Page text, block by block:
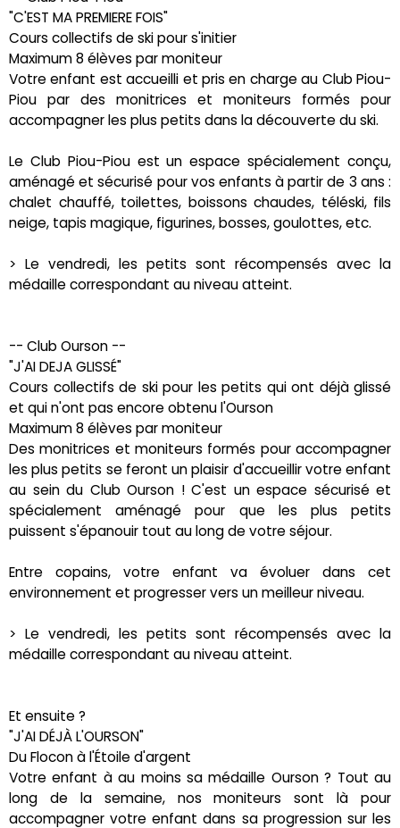
"C'EST MA PREMIERE FOIS"
Cours collectifs de ski pour s'initier
Maximum 8 élèves par moniteur
Votre enfant est accueilli et pris en charge au Club Piou-
Piou par des monitrices et moniteurs formés pour
accompagner les plus petits dans la découverte du ski.
Le Club Piou-Piou est un espace spécialement conçu,
aménagé et sécurisé pour vos enfants à partir de 3 ans :
chalet chauffé, toilettes, boissons chaudes, téléski, fils
neige, tapis magique, figurines, bosses, goulottes, etc.
> Le vendredi, les petits sont récompensés avec la
médaille correspondant au niveau atteint.
-- Club Ourson --
"J'AI DEJA GLISSÉ"
Cours collectifs de ski pour les petits qui ont déjà glissé
et qui n'ont pas encore obtenu l'Ourson
Maximum 8 élèves par moniteur
Des monitrices et moniteurs formés pour accompagner
les plus petits se feront un plaisir d'accueillir votre enfant
au sein du Club Ourson ! C'est un espace sécurisé et
spécialement aménagé pour que les plus petits
puissent s'épanouir tout au long de votre séjour.
Entre copains, votre enfant va évoluer dans cet
environnement et progresser vers un meilleur niveau.
> Le vendredi, les petits sont récompensés avec la
médaille correspondant au niveau atteint.
Et ensuite ?
"J'AI DÉJÀ L'OURSON"
Du Flocon à l'Étoile d'argent
Votre enfant à au moins sa médaille Ourson ? Tout au
long de la semaine, nos moniteurs sont là pour
accompagner votre enfant dans sa progression sur les